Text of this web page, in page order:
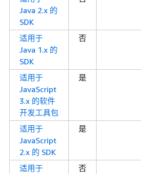
Java 2.x 的
SDK
适用于
Java 1.x 的
SDK
否
适用于
JavaScript
3.x 的软件
开发工具包
是
适用于
JavaScript
2.x 的 SDK
是
适用于
否